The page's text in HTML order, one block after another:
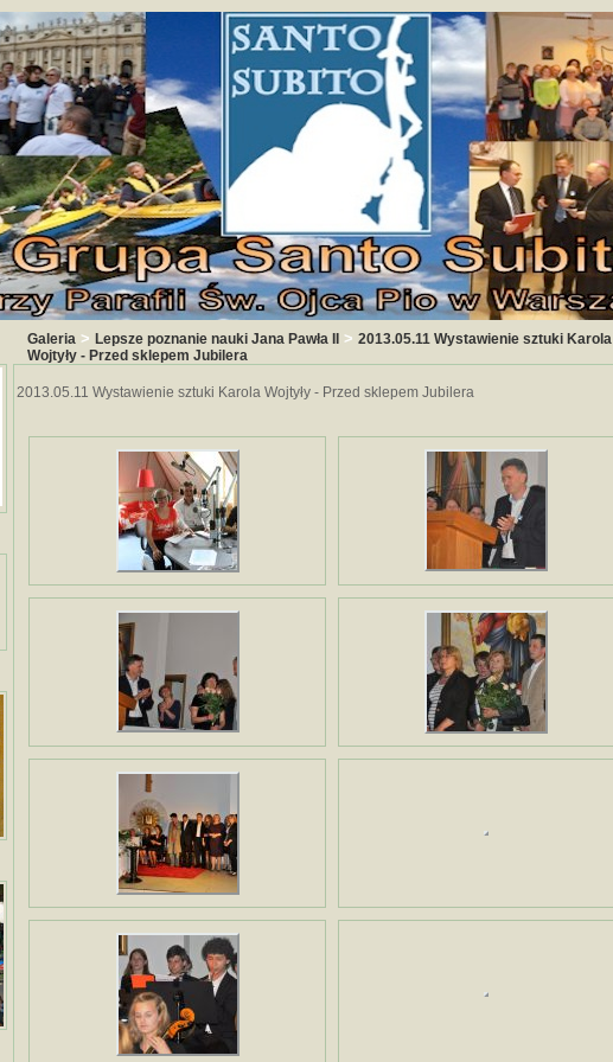
Galeria > Lepsze poznanie nauki Jana Pawła II > 2013.05.11 Wystawienie sztuki Karola
Wojtyły - Przed sklepem Jubilera
2013.05.11 Wystawienie sztuki Karola Wojtyły - Przed sklepem Jubilera